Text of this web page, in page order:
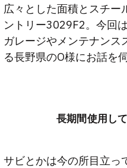
広々とした面積とスチー
ントリー3029F2。今回
ガレージやメンテナンス
る長野県のO様にお話を
長期間使用し
サビとかは今の所目立っ